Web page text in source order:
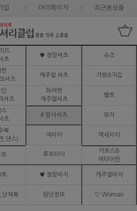
입 마이페이지 최근본상품
드
츠
♥ 정장셔츠 슈즈
셔츠
캐주얼 셔츠 가방&지갑
인
셔츠
화려한
캐주얼셔츠
벨트
스
츠
# 망사셔츠 모자
복
,댄스)
넥타이 액세서리
루프타이
커프스&
넥타이핀
트 ♥ 정장바지 캐주얼바지
체복 원단정보 ♡ Woman